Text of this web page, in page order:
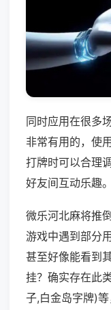
同时应用在很多
非常有用的，使
打牌时可以合理
好友间互动乐趣。
微乐河北麻将推
游戏中遇到部分
甚至好像能看到
挂？确实存在此
子,白金岛字牌)